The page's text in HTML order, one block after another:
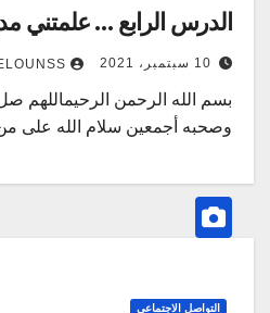
الدرس الرابع … علمتني
10 سبتمبر، 2021
بسم الله الرحمن الرحيماللهم
وصحبه أجمعين سلام الله على
التواصل الاجتماعي